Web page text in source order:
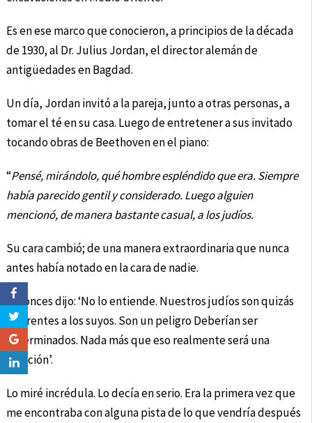
Es en ese marco que conocieron, a principios de la década
de 1930, al Dr. Julius Jordan, el director alemán de
antigüedades en Bagdad.
Un día, Jordan invitó a la pareja, junto a otras personas, a
tomar el té en su casa. Luego de entretener a sus invitado
tocando obras de Beethoven en el piano:
“Pensé, mirándolo, qué hombre espléndido que era. Siempre
había parecido gentil y considerado. Luego alguien
mencionó, de manera bastante casual, a los judíos.
Su cara cambió; de una manera extraordinaria que nunca
antes había notado en la cara de nadie.
Entonces dijo: ‘No lo entiende. Nuestros judíos son quizás
diferentes a los suyos. Son un peligro Deberían ser
exterminados. Nada más que eso realmente será una
solución’.
Lo miré incrédula. Lo decía en serio. Era la primera vez que
me encontraba con alguna pista de lo que vendría después